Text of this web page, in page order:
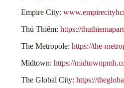
Empire City:
Thủ Thiêm: https://
The Metropole: https://the-
Midtown: https://
The Global City: https://